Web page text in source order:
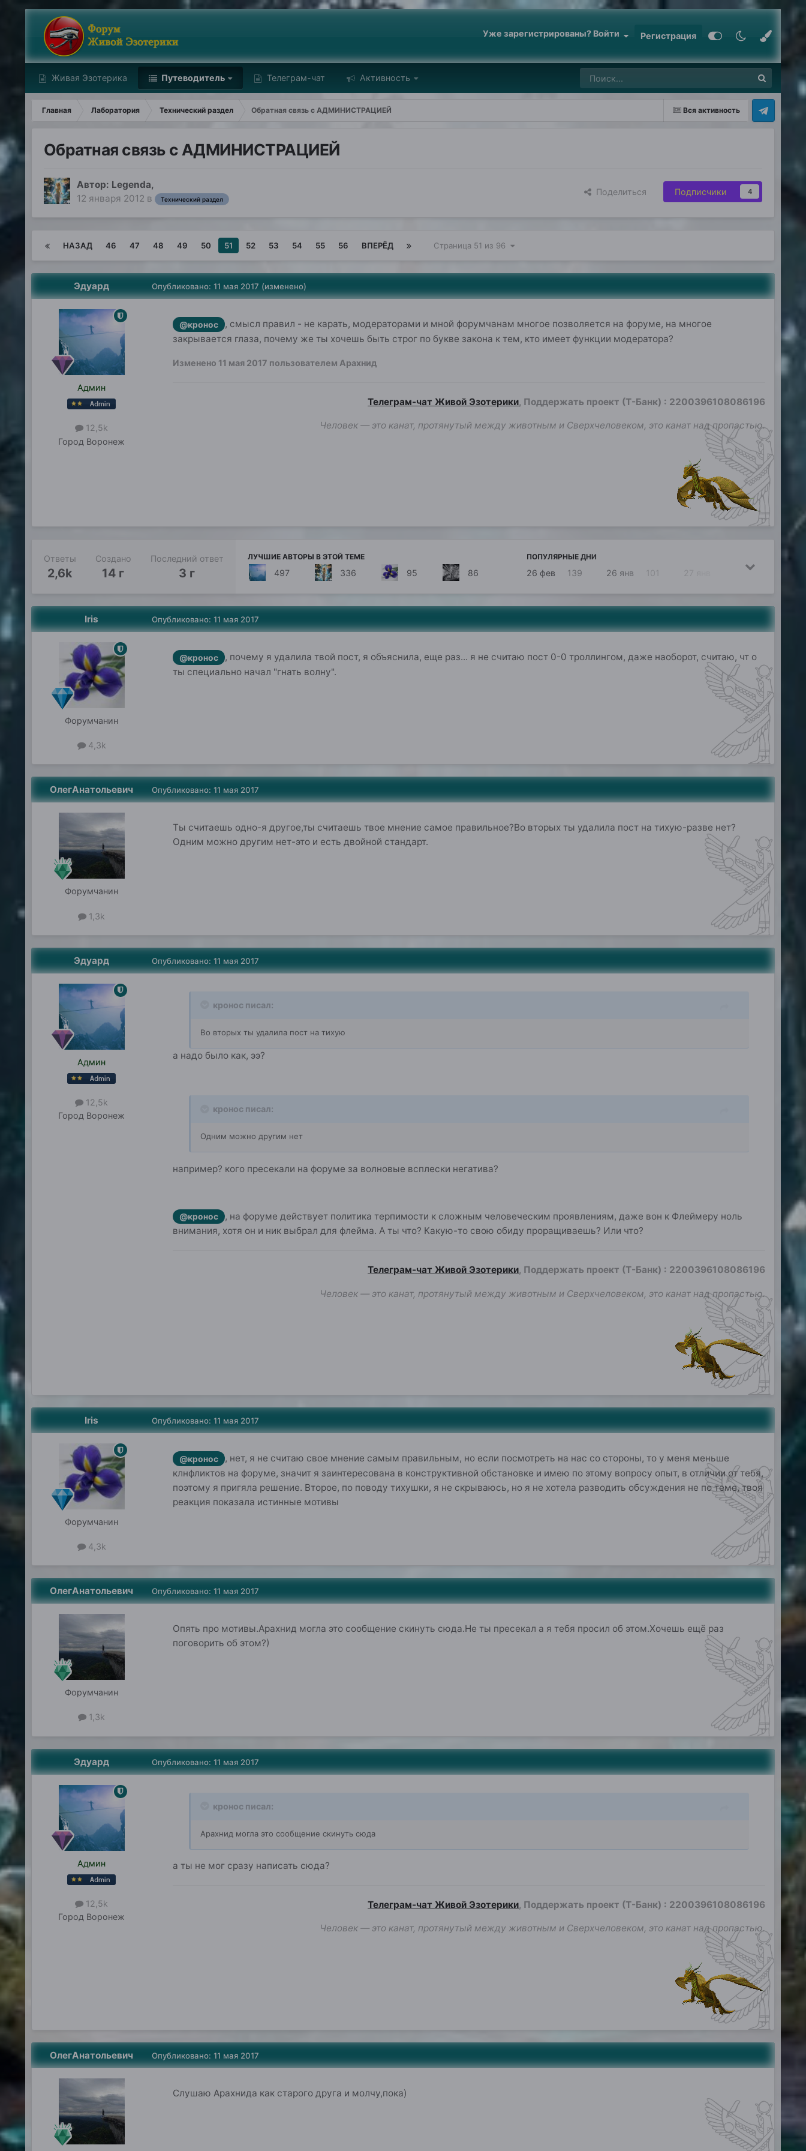
Уже зарегистрированы? Войти Регистрация
Живая Эзотерика Путеводитель Телеграм-чат Активность
Вся активность
Главная Лаборатория Технический раздел Обратная связь с АДМИНИСТРАЦИЕЙ
Обратная связь с АДМИНИСТРАЦИЕЙ
Автор: Legenda,
12 января 2012 в Технический раздел
Поделиться Подписчики 4
НАЗАД 46 47 48 49 50 51 52 53 54 55 56 ВПЕРЁД Страница 51 из 96
Эдуард
Админ
12,5k
Город Воронеж
Опубликовано: 11 мая 2017 (изменено)
@кронос
, смысл правил - не карать, модераторами и мной форумчанам многое позволяется на форуме, на многое
закрывается глаза, почему же ты хочешь быть строг по букве закона к тем, кто имеет функции модератора?
Изменено 11 мая 2017 пользователем Арахнид
Телеграм-чат Живой Эзотерики, Поддержать проект (Т-Банк) : 2200396108086196
Человек — это канат, протянутый между животным и Сверхчеловеком, это канат над пропастью.
Ответы
2,6k
Создано
14 г
Последний ответ
3 г
ЛУЧШИЕ АВТОРЫ В ЭТОЙ ТЕМЕ
497 336 95 86
ПОПУЛЯРНЫЕ ДНИ
26 фев 139 26 янв 101 27 янв
Iris
Форумчанин
4,3k
Опубликовано: 11 мая 2017
@кронос
, почему я удалила твой пост, я объяснила, еще раз... я не считаю пост 0-0 троллингом, даже наоборот, считаю, чт о
ты специально начал "гнать волну".
ОлегАнатольевич
Форумчанин
1,3k
Опубликовано: 11 мая 2017
Ты считаешь одно-я другое,ты считаешь твое мнение самое правильное?Во вторых ты удалила пост на тихую-разве нет?
Одним можно другим нет-это и есть двойной стандарт.
Эдуард
Админ
12,5k
Город Воронеж
Опубликовано: 11 мая 2017
кронос писал:
Во вторых ты удалила пост на тихую
а надо было как, ээ?
кронос писал:
Одним можно другим нет
например? кого пресекали на форуме за волновые всплески негатива?
@кронос
, на форуме действует политика терпимости к сложным человеческим проявлениям, даже вон к Флеймеру ноль
внимания, хотя он и ник выбрал для флейма. А ты что? Какую-то свою обиду проращиваешь? Или что?
Телеграм-чат Живой Эзотерики, Поддержать проект (Т-Банк) : 2200396108086196
Человек — это канат, протянутый между животным и Сверхчеловеком, это канат над пропастью.
Iris
Форумчанин
4,3k
Опубликовано: 11 мая 2017
@кронос
, нет, я не считаю свое мнение самым правильным, но если посмотреть на нас со стороны, то у меня меньше
клнфликтов на форуме, значит я заинтересована в конструктивной обстановке и имею по этому вопросу опыт, в отличии от тебя,
поэтому я пригяла решение. Второе, по поводу тихушки, я не скрываюсь, но я не хотела разводить обсуждения не по теме, твоя
реакция показала истинные мотивы
ОлегАнатольевич
Форумчанин
1,3k
Опубликовано: 11 мая 2017
Опять про мотивы.Арахнид могла это сообщение скинуть сюда.Не ты пресекал а я тебя просил об этом.Хочешь ещё раз
поговорить об этом?)
Эдуард
Админ
12,5k
Город Воронеж
Опубликовано: 11 мая 2017
кронос писал:
Арахнид могла это сообщение скинуть сюда
а ты не мог сразу написать сюда?
Телеграм-чат Живой Эзотерики, Поддержать проект (Т-Банк) : 2200396108086196
Человек — это канат, протянутый между животным и Сверхчеловеком, это канат над пропастью.
ОлегАнатольевич Опубликовано: 11 мая 2017
Слушаю Арахнида как старого друга и молчу,пока)